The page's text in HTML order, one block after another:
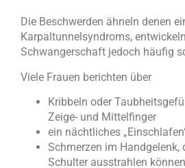
Die Beschwerden ähneln denen
Karpaltunnelsyndroms,
Schwangerschaft jedoch häufig
Viele Frauen berichten über
Kribbeln oder
Zeige- und Mittelfinger
ein nächtliches
Schmerzen im Handgelenk,
Schulter ausstrahlen können